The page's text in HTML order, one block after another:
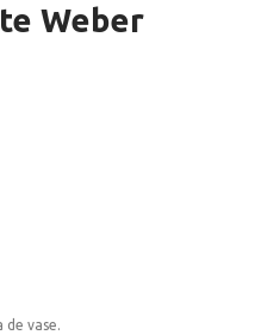
Weber
de vase.